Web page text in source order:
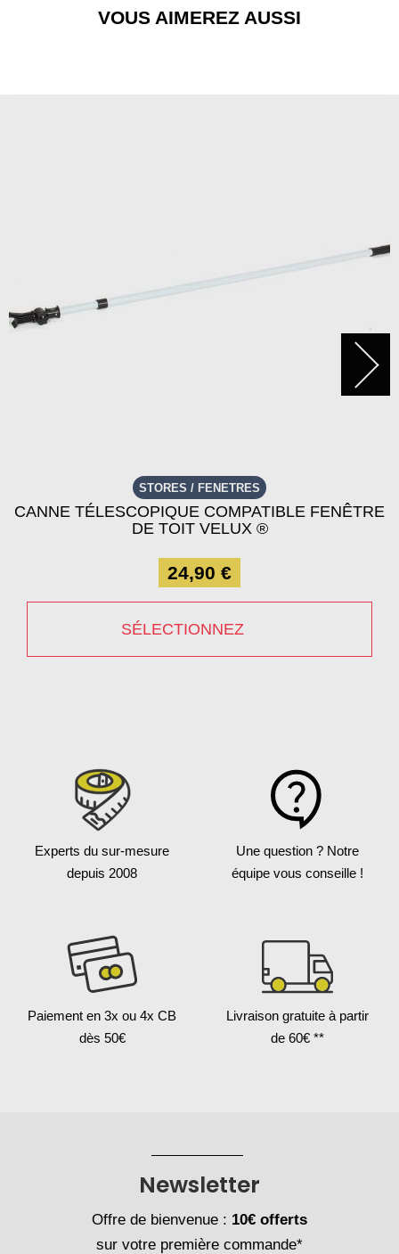
VOUS AIMEREZ AUSSI
STORES / FENETRES
CANNE TÉLESCOPIQUE COMPATIBLE FENÊTRE
DE TOIT VELUX ®
24,90 €
SÉLECTIONNEZ
Experts du sur-mesure
depuis 2008
Une question ? Notre
équipe vous conseille !
Paiement en 3x ou 4x CB
dès 50€
Livraison gratuite à partir
de 60€ **
Newsletter
Offre de bienvenue : 10€ offerts
sur votre première commande*